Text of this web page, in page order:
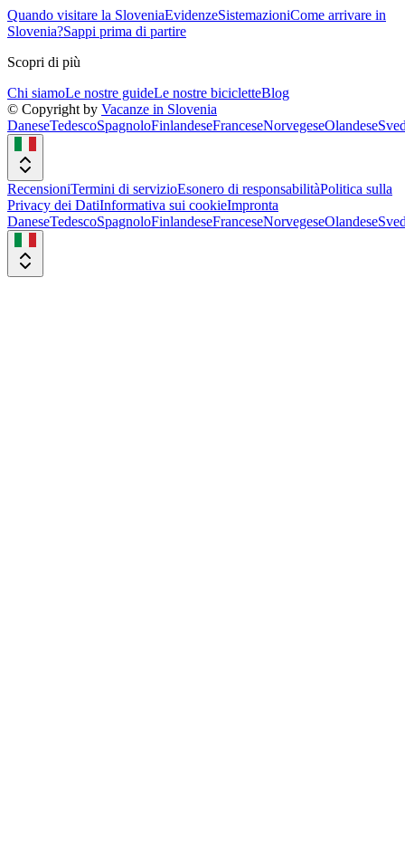
Quando visitare la SloveniaEvidenzeSistemazioniCome arrivare in
Slovenia?Sappi prima di partire
Scopri di più
Chi siamoLe nostre guideLe nostre bicicletteBlog
© Copyright by Vacanze in Slovenia
DaneseTedescoSpagnoloFinlandeseFranceseNorvegeseOlandese
RecensioniTermini di servizioEsonero di responsabilitàPolitica sulla
Privacy dei DatiInformativa sui cookieImpronta
DaneseTedescoSpagnoloFinlandeseFranceseNorvegeseOlandese